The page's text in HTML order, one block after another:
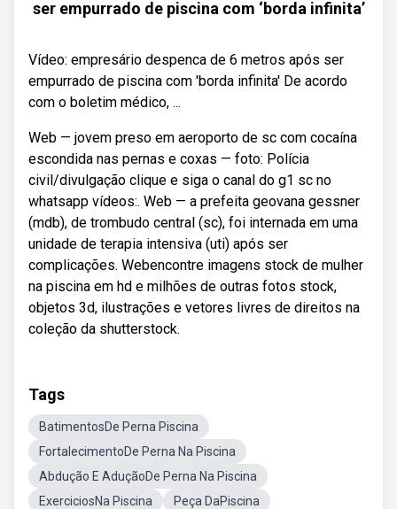
ser empurrado de piscina com ‘borda infinita’
Vídeo: empresário despenca de 6 metros após ser
empurrado de piscina com 'borda infinita' De acordo
com o boletim médico, ...
Web — jovem preso em aeroporto de sc com cocaína
escondida nas pernas e coxas — foto: Polícia
civil/divulgação clique e siga o canal do g1 sc no
whatsapp vídeos:. Web — a prefeita geovana gessner
(mdb), de trombudo central (sc), foi internada em uma
unidade de terapia intensiva (uti) após ser
complicações. Webencontre imagens stock de mulher
na piscina em hd e milhões de outras fotos stock,
objetos 3d, ilustrações e vetores livres de direitos na
coleção da shutterstock.
Tags
BatimentosDe Perna Piscina
FortalecimentoDe Perna Na Piscina
Abdução E AduçãoDe Perna Na Piscina
ExerciciosNa Piscina
Peça DaPiscina